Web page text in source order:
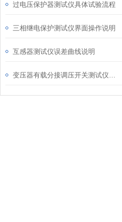
过电压保护器测试仪具体试验流程
三相继电保护测试仪界面操作说明
互感器测试仪误差曲线说明